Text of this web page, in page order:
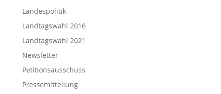
Landespolitik
Landtagswahl 2016
Landtagswahl 2021
Newsletter
Petitionsausschuss
Pressemitteilung